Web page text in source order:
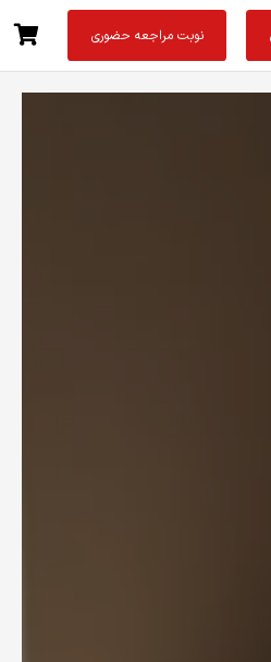
نوبت مراجعه حضوری